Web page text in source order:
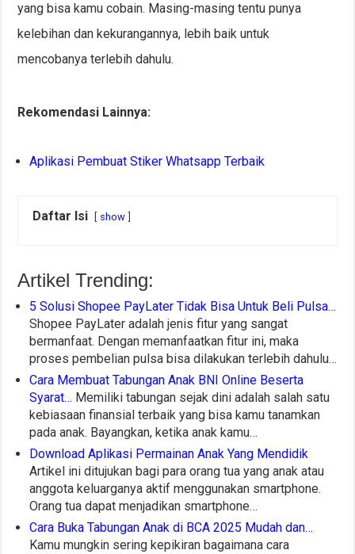
yang bisa kamu cobain. Masing-masing tentu punya
kelebihan dan kekurangannya, lebih baik untuk
mencobanya terlebih dahulu.
Rekomendasi Lainnya:
Aplikasi Pembuat Stiker Whatsapp Terbaik
Daftar Isi show
Artikel Trending:
5 Solusi Shopee PayLater Tidak Bisa Untuk Beli Pulsa…
Shopee PayLater adalah jenis fitur yang sangat
bermanfaat. Dengan memanfaatkan fitur ini, maka
proses pembelian pulsa bisa dilakukan terlebih dahulu…
Cara Membuat Tabungan Anak BNI Online Beserta
Syarat… Memiliki tabungan sejak dini adalah salah satu
kebiasaan finansial terbaik yang bisa kamu tanamkan
pada anak. Bayangkan, ketika anak kamu…
Download Aplikasi Permainan Anak Yang Mendidik
Artikel ini ditujukan bagi para orang tua yang anak atau
anggota keluarganya aktif menggunakan smartphone.
Orang tua dapat menjadikan smartphone…
Cara Buka Tabungan Anak di BCA 2025 Mudah dan…
Kamu mungkin sering kepikiran bagaimana cara